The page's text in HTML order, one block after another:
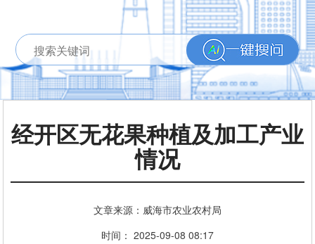
经开区无花果种植及加工产业
情况
文章来源：威海市农业农村局
时间： 2025-09-08 08:17